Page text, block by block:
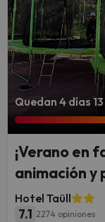
Quedan 4 días
¡Verano en
animación y
Hotel Taüll
7.1 2274 opiniones